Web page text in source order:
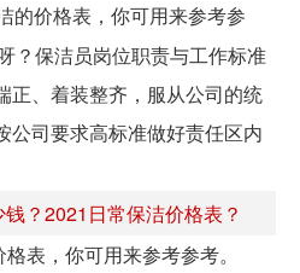
的价格表，你可用来参考参
？保洁员岗位职责与工作标准
正、着装整齐，服从公司的统
公司要求高标准做好责任区内
？2021日常保洁价格表？
表，你可用来参考参考。